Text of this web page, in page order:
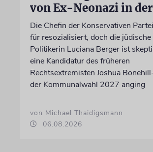
von Ex-Neonazi in
Die Chefin der Konservativen
für resozialisiert, doch die
Politikerin Luciana Berger ist
eine Kandidatur des früheren
Rechtsextremisten Joshua
der Kommunalwahl 2027 anging
von Michael Thaidigsmann
06.08.2026